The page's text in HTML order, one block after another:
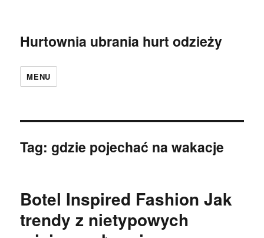
Hurtownia ubrania hurt odzieży
MENU
Tag:gdzie pojechać na wakacje
Botel Inspired Fashion Jak
trendy z nietypowych